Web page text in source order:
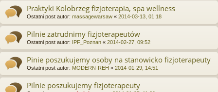
Praktyki Kolobrzeg fizjoterapia, spa wellness
Ostatni post autor: massagewarsaw « 2014-03-13, 01:18
Pilnie zatrudnimy fizjoterapeutów
Ostatni post autor: IPF_Poznan « 2014-02-27, 09:52
Pinie poszukujemy osoby na stanowicko fizjoterapeuty
Ostatni post autor: MODERN-REH « 2014-01-29, 14:51
Pilnie poszukujemy fizjoterapeuty